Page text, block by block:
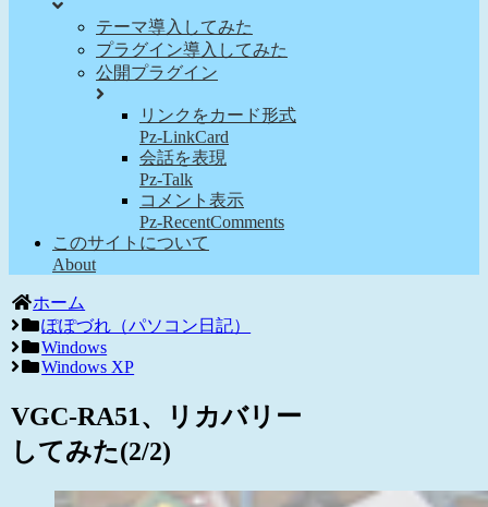
テーマ導入してみた
プラグイン導入してみた
公開プラグイン
リンクをカード形式
Pz-LinkCard
会話を表現
Pz-Talk
コメント表示
Pz-RecentComments
このサイトについて
About
ホーム
ぽぽづれ（パソコン日記）
Windows
Windows XP
VGC-RA51、リカバリー
してみた(2/2)